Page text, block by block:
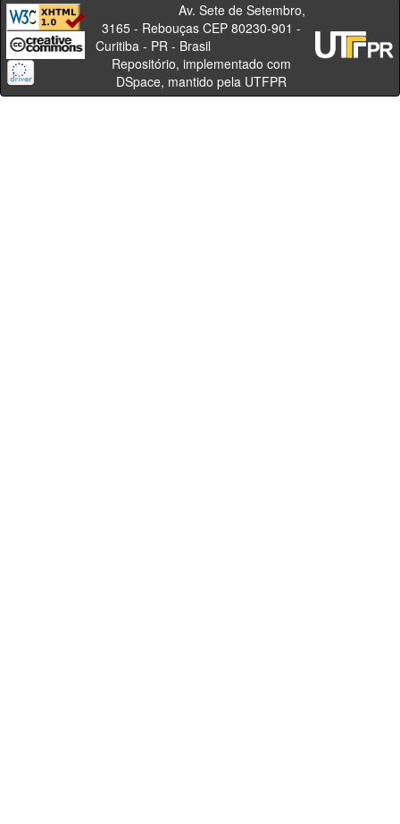
Av. Sete de Setembro,
3165 - Rebouças CEP 80230-901 -
Curitiba - PR - Brasil
Repositório, implementado com
DSpace, mantido pela UTFPR